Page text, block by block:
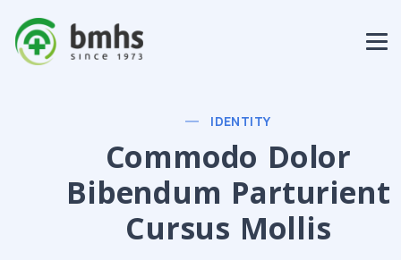
IDENTITY
Commodo Dolor
Bibendum Parturient
Cursus Mollis